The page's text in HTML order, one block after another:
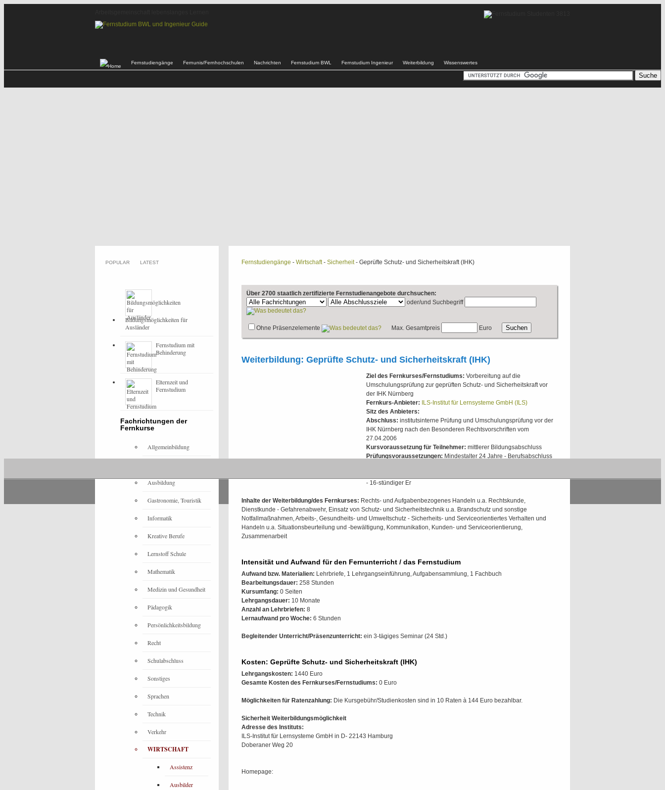
Fernstudiengänge Fernunis/Fernhochschulen Nachrichten Fernstudium BWL Fernstudium Ingenieur Weiterbildung Wissenswertes
Fernstudiengänge - Wirtschaft- Sicherheit- Geprüfte Schutz- und Sicherheitskraft (IHK)
Über 2700 staatlich zertifizierte Fernstudienangebote durchsuchen:
oder/und Suchbegriff
Ohne Präsenzelemente Max. Gesamtpreis Euro
Weiterbildung: Geprüfte Schutz- und Sicherheitskraft (IHK)
Ziel des Fernkurses/Fernstudiums: Vorbereitung auf die
Umschulungsprüfung zur geprüften Schutz- und Sicherheitskraft vor
der IHK Nürnberg
Fernkurs-Anbieter:
ILS-Institut für Lernsysteme GmbH (ILS)
Sitz des Anbieters:
Abschluss: institutsinterne Prüfung und Umschulungsprüfung vor der
IHK Nürnberg nach den Besonderen Rechtsvorschriften vom
27.04.2006
Kursvoraussetzung für Teilnehmer: mittlerer Bildungsabschluss
Prüfungsvoraussetzungen: Mindestalter 24 Jahre - Berufsabschluss
- 16-stündiger Er
Inhalte der Weiterbildung/des Fernkurses: Rechts- und Aufgabenbezogenes Handeln u.a. Rechtskunde,
Dienstkunde - Gefahrenabwehr, Einsatz von Schutz- und Sicherheitstechnik u.a. Brandschutz und sonstige
Notfallmaßnahmen, Arbeits-, Gesundheits- und Umweltschutz - Sicherheits- und Serviceorientiertes Verhalten und
Handeln u.a. Situationsbeurteilung und -bewältigung, Kommunikation, Kunden- und Serviceorientierung,
Zusammenarbeit
Intensität und Aufwand für den Fernunterricht / das Fernstudium
Aufwand bzw. Materialien: Lehrbriefe, 1 Lehrgangseinführung, Aufgabensammlung, 1 Fachbuch
Bearbeitungsdauer: 258 Stunden
Kursumfang: 0 Seiten
Lehrgangsdauer: 10 Monate
Anzahl an Lehrbriefen: 8
Lernaufwand pro Woche: 6 Stunden
Begleitender Unterricht/Präsenzunterricht: ein 3-tägiges Seminar (24 Std.)
Kosten: Geprüfte Schutz- und Sicherheitskraft (IHK)
Lehrgangskosten: 1440 Euro
Gesamte Kosten des Fernkurses/Fernstudiums: 0 Euro
Möglichkeiten für Ratenzahlung: Die Kursgebühr/Studienkosten sind in 10 Raten à 144 Euro bezahlbar.
Sicherheit Weiterbildungsmöglichkeit
Adresse des Instituts:
ILS-Institut für Lernsysteme GmbH in D- 22143 Hamburg
Doberaner Weg 20
Homepage:
POPULAR LATEST
Bildungsmöglichkeiten für
Ausländer
Fernstudium mit
Behinderung
Elternzeit und
Fernstudium
Fachrichtungen der
Fernkurse
Allgemeinbildung
Ausbildung
Gastronomie, Touristik
Informatik
Kreative Berufe
Lernstoff Schule
Mathematik
Medizin und Gesundheit
Pädagogik
Persönlichkeitsbildung
Recht
Schulabschluss
Sonstiges
Sprachen
Technik
Verkehr
WIRTSCHAFT
Assistenz
Ausbilder